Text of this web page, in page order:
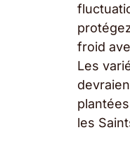
froid
Les
les